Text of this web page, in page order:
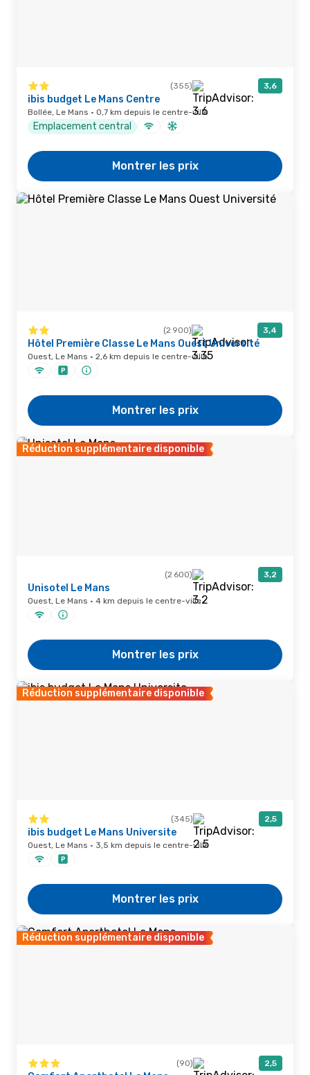
(355) 3,6
ibis budget Le Mans Centre
Bollée, Le Mans · 0,7 km depuis le centre-ville
Emplacement central
Montrer les prix
(2 900) 3,4
Hôtel Première Classe Le Mans Ouest Université
Ouest, Le Mans · 2,6 km depuis le centre-ville
Montrer les prix
Réduction supplémentaire disponible
(2 600) 3,2
Unisotel Le Mans
Ouest, Le Mans · 4 km depuis le centre-ville
Montrer les prix
Réduction supplémentaire disponible
(345) 2,5
ibis budget Le Mans Universite
Ouest, Le Mans · 3,5 km depuis le centre-ville
Montrer les prix
Réduction supplémentaire disponible
(90) 2,5